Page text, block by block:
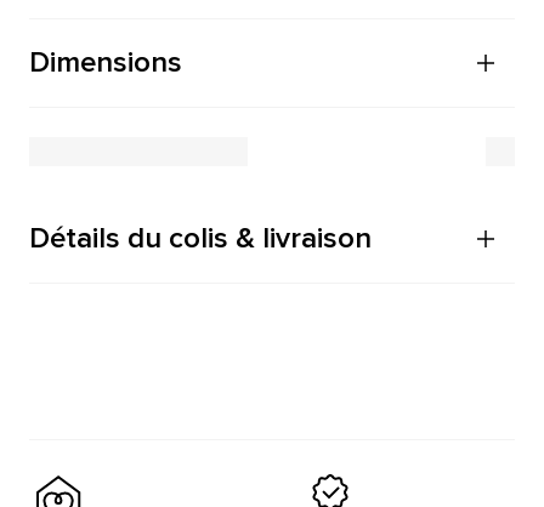
Dimensions
Détails du colis & livraison